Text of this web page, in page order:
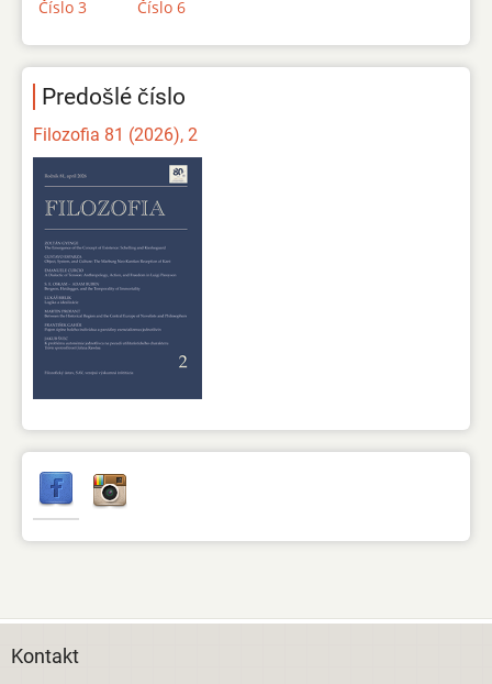
Číslo 3 Číslo 6
Predošlé číslo
Filozofia 81 (2026), 2
Kontakt